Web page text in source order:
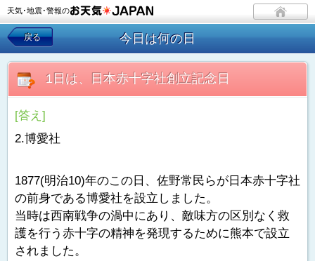
天気･地震･警報の
戻る 今日は何の日
1日は、日本赤十字社創立記念日
[答え]
2.博愛社
1877(明治10)年のこの日、佐野常民らが日本赤十字社
の前身である博愛社を設立しました。
当時は西南戦争の渦中にあり、敵味方の区別なく救
護を行う赤十字の精神を発現するために熊本で設立
されました。